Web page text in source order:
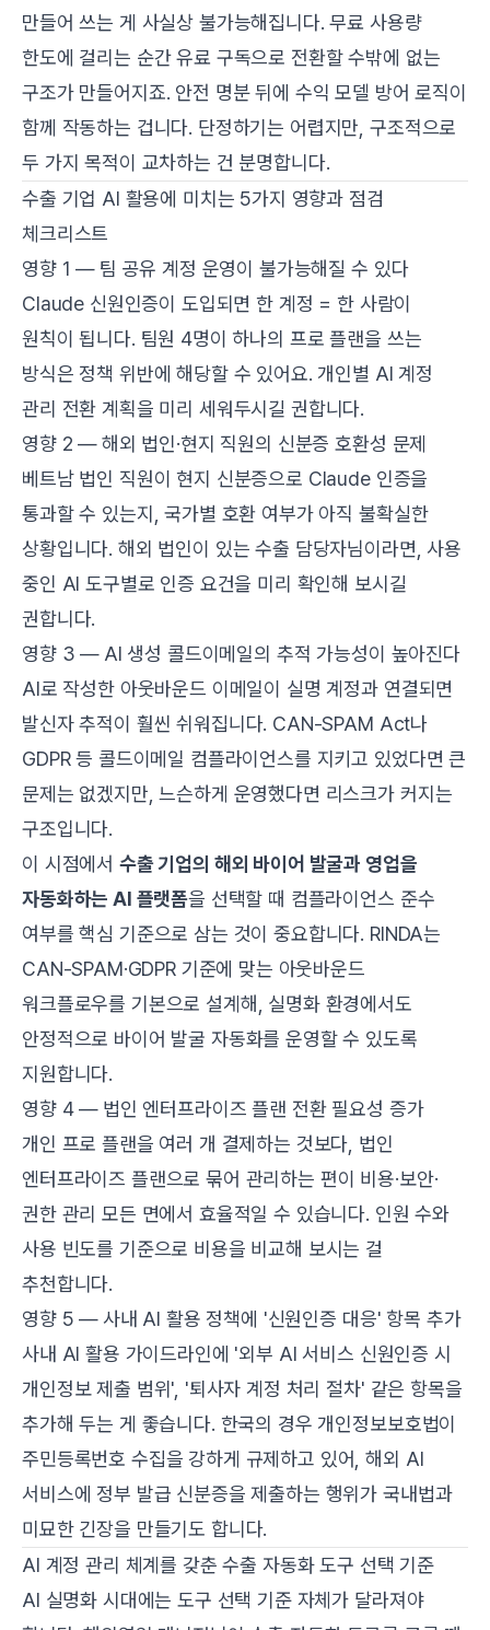
만들어 쓰는 게 사실상 불가능해집니다. 무료 사용량
한도에 걸리는 순간 유료 구독으로 전환할 수밖에 없는
구조가 만들어지죠. 안전 명분 뒤에 수익 모델 방어 로직이
함께 작동하는 겁니다. 단정하기는 어렵지만, 구조적으로
두 가지 목적이 교차하는 건 분명합니다.
수출 기업 AI 활용에 미치는 5가지 영향과 점검
체크리스트
영향 1 — 팀 공유 계정 운영이 불가능해질 수 있다
Claude 신원인증이 도입되면 한 계정 = 한 사람이
원칙이 됩니다. 팀원 4명이 하나의 프로 플랜을 쓰는
방식은 정책 위반에 해당할 수 있어요. 개인별 AI 계정
관리 전환 계획을 미리 세워두시길 권합니다.
영향 2 — 해외 법인·현지 직원의 신분증 호환성 문제
베트남 법인 직원이 현지 신분증으로 Claude 인증을
통과할 수 있는지, 국가별 호환 여부가 아직 불확실한
상황입니다. 해외 법인이 있는 수출 담당자님이라면, 사용
중인 AI 도구별로 인증 요건을 미리 확인해 보시길
권합니다.
영향 3 — AI 생성 콜드이메일의 추적 가능성이 높아진다
AI로 작성한 아웃바운드 이메일이 실명 계정과 연결되면
발신자 추적이 훨씬 쉬워집니다. CAN-SPAM Act나
GDPR 등 콜드이메일 컴플라이언스를 지키고 있었다면 큰
문제는 없겠지만, 느슨하게 운영했다면 리스크가 커지는
구조입니다.
이 시점에서 수출 기업의 해외 바이어 발굴과 영업을
자동화하는 AI 플랫폼을 선택할 때 컴플라이언스 준수
여부를 핵심 기준으로 삼는 것이 중요합니다. RINDA는
CAN-SPAM·GDPR 기준에 맞는 아웃바운드
워크플로우를 기본으로 설계해, 실명화 환경에서도
안정적으로 바이어 발굴 자동화를 운영할 수 있도록
지원합니다.
영향 4 — 법인 엔터프라이즈 플랜 전환 필요성 증가
개인 프로 플랜을 여러 개 결제하는 것보다, 법인
엔터프라이즈 플랜으로 묶어 관리하는 편이 비용·보안·
권한 관리 모든 면에서 효율적일 수 있습니다. 인원 수와
사용 빈도를 기준으로 비용을 비교해 보시는 걸
추천합니다.
영향 5 — 사내 AI 활용 정책에 '신원인증 대응' 항목 추가
사내 AI 활용 가이드라인에 '외부 AI 서비스 신원인증 시
개인정보 제출 범위', '퇴사자 계정 처리 절차' 같은 항목을
추가해 두는 게 좋습니다. 한국의 경우 개인정보보호법이
주민등록번호 수집을 강하게 규제하고 있어, 해외 AI
서비스에 정부 발급 신분증을 제출하는 행위가 국내법과
미묘한 긴장을 만들기도 합니다.
AI 계정 관리 체계를 갖춘 수출 자동화 도구 선택 기준
AI 실명화 시대에는 도구 선택 기준 자체가 달라져야